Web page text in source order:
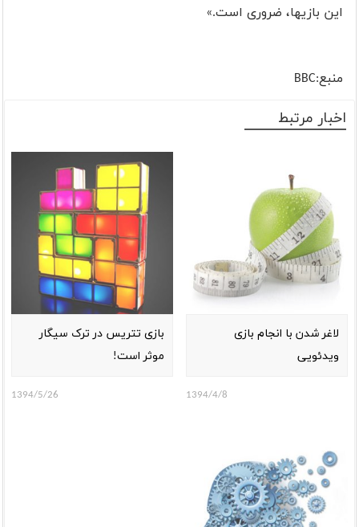
این بازیها، ضروری است.»
منبع:BBC
اخبار مرتبط
لاغر شدن با انجام بازی
ویدئویی
1394/4/8
بازی تتریس در ترک سیگار
موثر است!
1394/5/26